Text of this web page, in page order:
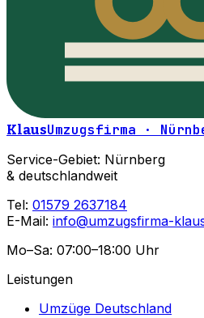
KlausUmzugsfirma ·
Service-Gebiet: Nürnberg
& deutschlandweit
Tel: 01579 2637184
E-Mail: info@umzugsfirma-
Mo–Sa: 07:00–18:00 Uhr
Leistungen
Umzüge Deutschland